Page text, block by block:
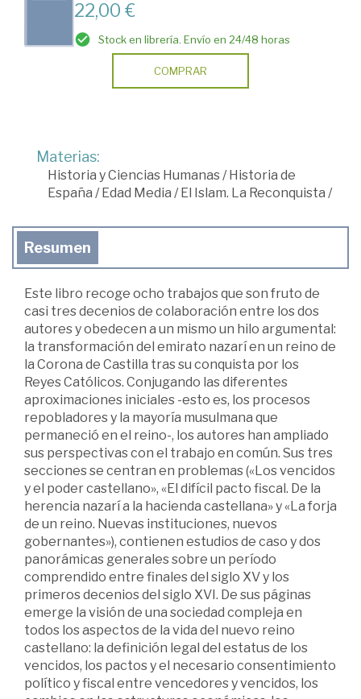
22,00 €
Stock en librería. Envío en 24/48 horas
COMPRAR
Materias:
Historia y Ciencias Humanas/ Historia de
España / Edad Media / El Islam. La Reconquista /
Resumen
Este libro recoge ocho trabajos que son fruto de
casi tres decenios de colaboración entre los dos
autores y obedecen a un mismo un hilo argumental:
la transformación del emirato nazarí en un reino de
la Corona de Castilla tras su conquista por los
Reyes Católicos. Conjugando las diferentes
aproximaciones iniciales -esto es, los procesos
repobladores y la mayoría musulmana que
permaneció en el reino-, los autores han ampliado
sus perspectivas con el trabajo en común. Sus tres
secciones se centran en problemas («Los vencidos
y el poder castellano», «El difícil pacto fiscal. De la
herencia nazarí a la hacienda castellana» y «La forja
de un reino. Nuevas instituciones, nuevos
gobernantes»), contienen estudios de caso y dos
panorámicas generales sobre un período
comprendido entre finales del siglo XV y los
primeros decenios del siglo XVI. De sus páginas
emerge la visión de una sociedad compleja en
todos los aspectos de la vida del nuevo reino
castellano: la definición legal del estatus de los
vencidos, los pactos y el necesario consentimiento
político y fiscal entre vencedores y vencidos, los